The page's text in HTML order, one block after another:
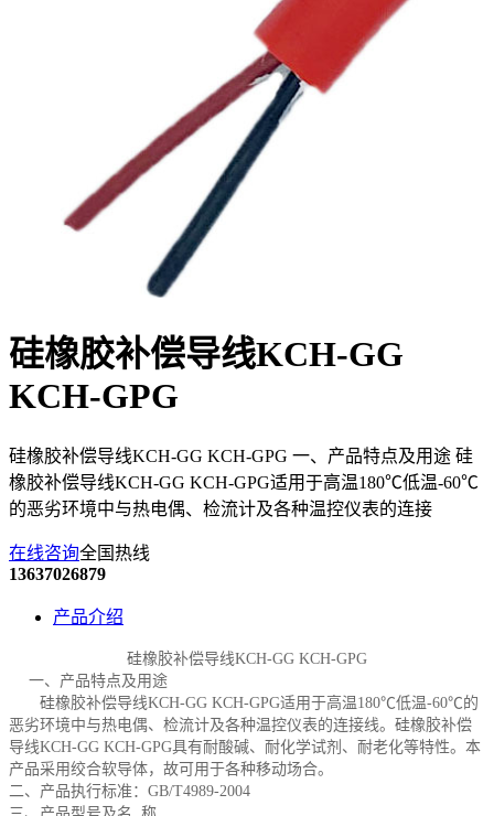
硅橡胶补偿导线KCH-GG
KCH-GPG
硅橡胶补偿导线KCH-GG KCH-GPG 一、产品特点及用途 硅
橡胶补偿导线KCH-GG KCH-GPG适用于高温180℃低温-60℃
的恶劣环境中与热电偶、检流计及各种温控仪表的连接
在线咨询全国热线
13637026879
产品介绍
硅橡胶补偿导线KCH-GG KCH-GPG
一、产品特点及用途
硅橡胶补偿导线KCH-GG KCH-GPG适用于高温180℃低温-60℃的
恶劣环境中与热电偶、检流计及各种温控仪表的连接线。 硅橡胶补偿
导线KCH-GG KCH-GPG具有耐酸碱、耐化学试剂、耐老化等特性。本
产品采用绞合软导体，故可用于各种移动场合。
二、产品执行标准： GB/T4989-2004